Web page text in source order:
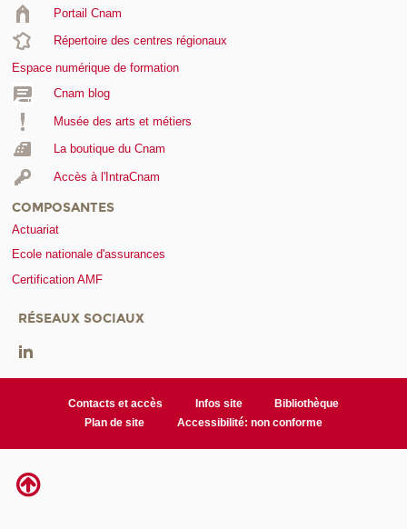
Portail Cnam
Répertoire des centres régionaux
Espace numérique de formation
Cnam blog
Musée des arts et métiers
La boutique du Cnam
Accès à l'IntraCnam
COMPOSANTES
Actuariat
Ecole nationale d'assurances
Certification AMF
RÉSEAUX SOCIAUX
Contacts et accès Infos site
Bibliothèque
Plan de site
Accessibilité: non conforme